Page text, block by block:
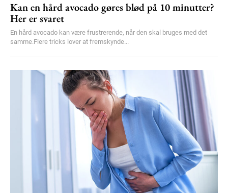
Kan en hård avocado gøres blød på 10 minutter?
Her er svaret
En hård avocado kan være frustrerende, når den skal bruges med det
samme.Flere tricks lover at fremskynde...